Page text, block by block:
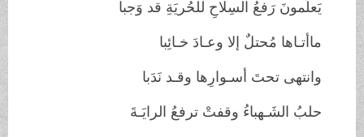
يَعلَمونَ رَفعُ السِلاحِ للحُريَةِ قد وَجبا
ماأتـاها مُحتلٌ إلا وعـادَ خـائِبا
وانتهى تحتَ أسـوارِها وقـد نَدَبا
حلبُ الشَـهباءُ وقفتْ ترفعُ الرايَـةَ